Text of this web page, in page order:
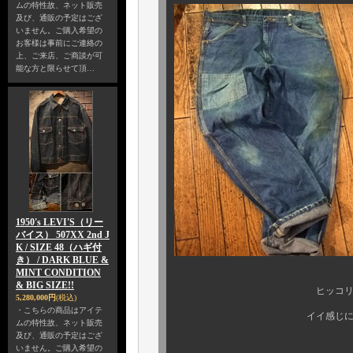
ムの特性故、ネット販売
及び、通販の予定はござ
いません。ご購入希望の
お客様は事前にご連絡の
上、ご来店、ご商談が可
能な方と限らせて頂…
1950's LEVI'S（リー
バイス） 507XX 2nd J
K / SIZE 48（ハギ付
き） / DARK BLUE &
MINT CONDITION
& BIG SIZE!!
5,280,000円(税込)
・こちらの商品はアイテ
ムの特性故、ネット販売
及び、通販の予定はござ
いません。ご購入希望の
ヒッコリーストライプ
イイ感じにくたびれたペ